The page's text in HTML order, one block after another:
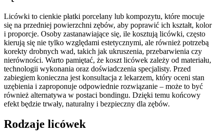
Licówki to cienkie płatki porcelany lub kompozytu, które mocuje
się na przedniej powierzchni zębów, aby poprawić ich kształt, kolor
i proporcje. Osoby zastanawiające się, ile kosztują licówki, często
kierują się nie tylko względami estetycznymi, ale również potrzebą
korekty drobnych wad, takich jak ukruszenia, przebarwienia czy
nierówności. Warto pamiętać, że koszt licówek zależy od materiału,
technologii wykonania oraz doświadczenia specjalisty. Przed
zabiegiem konieczna jest konsultacja z lekarzem, który oceni stan
uzębienia i zaproponuje odpowiednie rozwiązanie – może to być
również alternatywa w postaci bondingu. Dzięki temu końcowy
efekt będzie trwały, naturalny i bezpieczny dla zębów.
Rodzaje licówek